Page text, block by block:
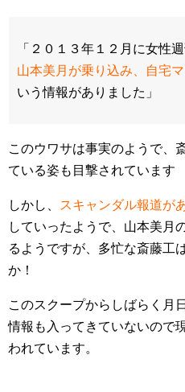
「２０１３年１２月に女性
山本美月が乗り込み、自宅
いう情報がありました」
このウワサは事実のようで、
ている姿も目撃されています
しかし、
スキャンダル報道が
していったようで、山本美月
るようですが、多忙な斎藤工
か！
このスクープからしばらく月
情報も入ってきていないので
われています。